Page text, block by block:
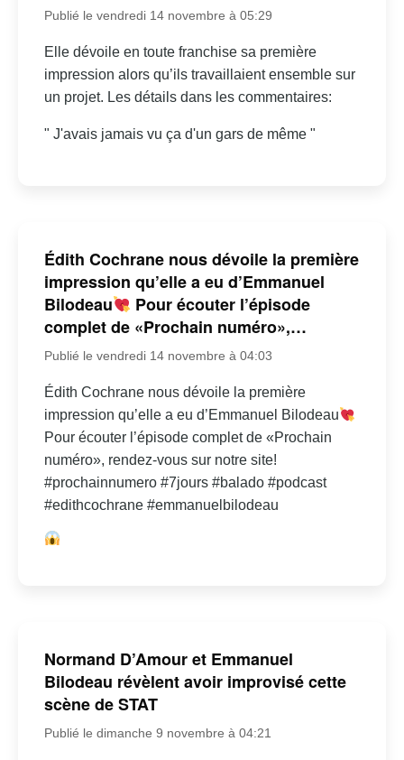
Publié le vendredi 14 novembre à 05:29
Elle dévoile en toute franchise sa première
impression alors qu’ils travaillaient ensemble sur
un projet. Les détails dans les commentaires:
" J'avais jamais vu ça d'un gars de même "
Édith Cochrane nous dévoile la première
impression qu’elle a eu d’Emmanuel
Bilodeau
Pour écouter l’épisode
complet de «Prochain numéro»,…
Publié le vendredi 14 novembre à 04:03
Édith Cochrane nous dévoile la première
impression qu’elle a eu d’Emmanuel Bilodeau
Pour écouter l’épisode complet de «Prochain
numéro», rendez-vous sur notre site!
#prochainnumero #7jours #balado #podcast
#edithcochrane #emmanuelbilodeau
Normand D’Amour et Emmanuel
Bilodeau révèlent avoir improvisé cette
scène de STAT
Publié le dimanche 9 novembre à 04:21